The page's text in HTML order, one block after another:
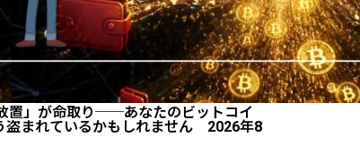
置」が命取り──あなたのビットコイ
盗まれているかもしれません 2026年8